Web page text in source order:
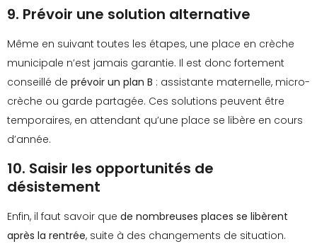
9. Prévoir une solution alternative
Même en suivant toutes les étapes, une place en crèche
municipale n’est jamais garantie. Il est donc fortement
conseillé de prévoir un plan B : assistante maternelle, micro-
crèche ou garde partagée. Ces solutions peuvent être
temporaires, en attendant qu’une place se libère en cours
d’année.
10. Saisir les opportunités de
désistement
Enfin, il faut savoir que de nombreuses places se libèrent
après la rentrée, suite à des changements de situation.